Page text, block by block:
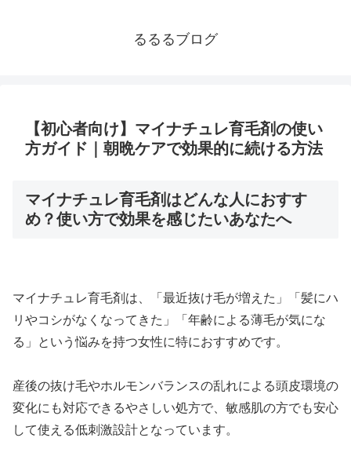
るるるブログ
【初心者向け】マイナチュレ育毛剤の使い
方ガイド｜朝晩ケアで効果的に続ける方法
マイナチュレ育毛剤はどんな人におすす
め？使い方で効果を感じたいあなたへ
マイナチュレ育毛剤は、「最近抜け毛が増えた」「髪にハ
リやコシがなくなってきた」「年齢による薄毛が気にな
る」という悩みを持つ女性に特におすすめです。
産後の抜け毛やホルモンバランスの乱れによる頭皮環境の
変化にも対応できるやさしい処方で、敏感肌の方でも安心
して使える低刺激設計となっています。